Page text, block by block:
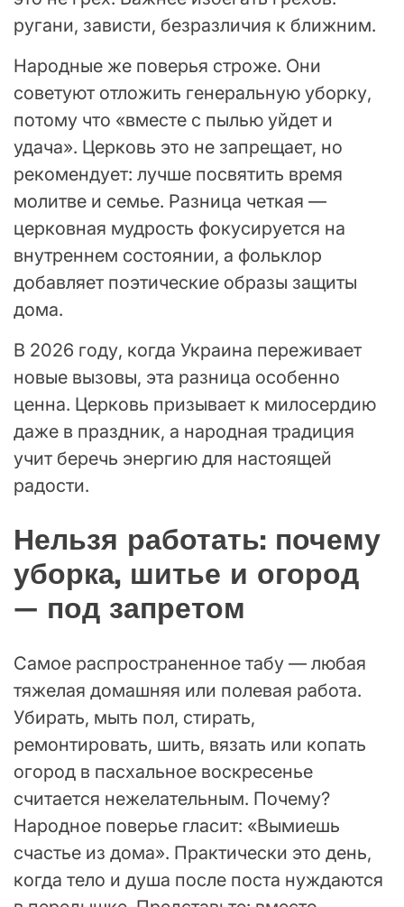
ругани, зависти, безразличия к ближним.
Народные же поверья строже. Они
советуют отложить генеральную уборку,
потому что «вместе с пылью уйдет и
удача». Церковь это не запрещает, но
рекомендует: лучше посвятить время
молитве и семье. Разница четкая —
церковная мудрость фокусируется на
внутреннем состоянии, а фольклор
добавляет поэтические образы защиты
дома.
В 2026 году, когда Украина переживает
новые вызовы, эта разница особенно
ценна. Церковь призывает к милосердию
даже в праздник, а народная традиция
учит беречь энергию для настоящей
радости.
Нельзя работать: почему
уборка, шитье и огород
— под запретом
Самое распространенное табу — любая
тяжелая домашняя или полевая работа.
Убирать, мыть пол, стирать,
ремонтировать, шить, вязать или копать
огород в пасхальное воскресенье
считается нежелательным. Почему?
Народное поверье гласит: «Вымиешь
счастье из дома». Практически это день,
когда тело и душа после поста нуждаются